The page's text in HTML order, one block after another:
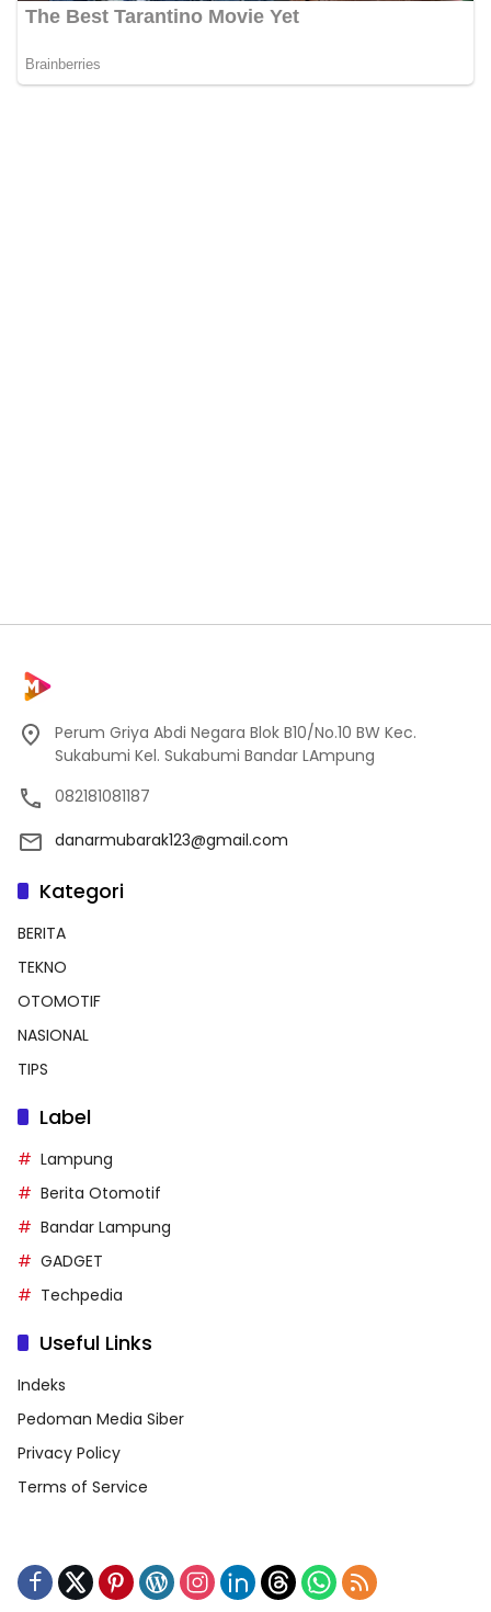
Perum Griya Abdi Negara Blok B10/No.10 BW Kec.
Sukabumi Kel. Sukabumi Bandar LAmpung
082181081187
danarmubarak123@gmail.com
Kategori
BERITA
TEKNO
OTOMOTIF
NASIONAL
TIPS
Label
Lampung
Berita Otomotif
Bandar Lampung
GADGET
Techpedia
Useful Links
Indeks
Pedoman Media Siber
Privacy Policy
Terms of Service